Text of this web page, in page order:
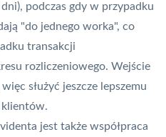
podczas gdy w przypadku
"do jednego worka", co
transakcji
rozliczeniowego. Wejście
służyć jeszcze lepszemu
klientów.
jest także współpraca